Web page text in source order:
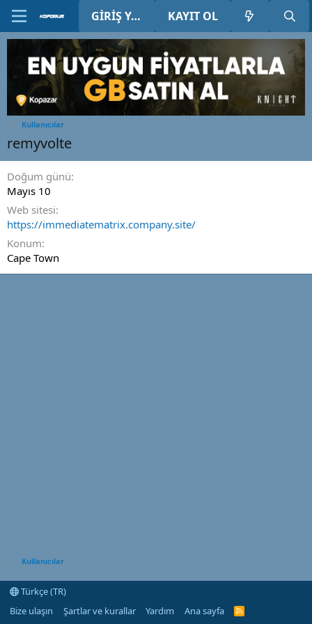
GIRIŞ YAP KAYIT OL
Kullanıcılar
remyvolte
Doğum günü
Mayıs 10
Web sitesi
https://immediatematrix.company.site/
Konum
Cape Town
Kullanıcılar
Türkçe (TR)
Bize ulaşın
Şartlar ve kurallar Yardım Ana sayfa
R